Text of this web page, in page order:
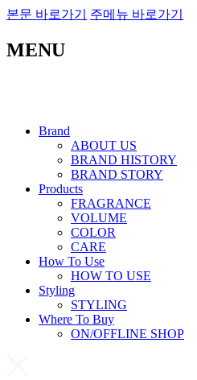
본문 바로가기 주메뉴 바로가기
MENU
Brand
ABOUT US
BRAND HISTORY
BRAND STORY
Products
FRAGRANCE
VOLUME
COLOR
CARE
How To Use
HOW TO USE
Styling
STYLING
Where To Buy
ON/OFFLINE SHOP